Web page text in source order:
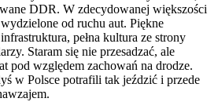
DDR. W zdecydowanej większości
od ruchu aut. Piękne
pełna kultura ze strony
Staram się nie przesadzać, ale
pod względem zachowań na drodze.
w Polsce potrafili tak jeździć i przede